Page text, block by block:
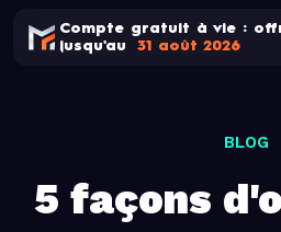
Compte gratuit à vie :
jusqu'au
31 août 2026
BLOG
5 façons